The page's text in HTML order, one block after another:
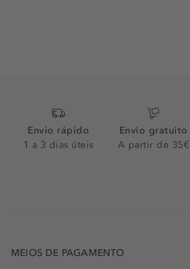
Envio rápido
1 a 3 dias úteis
Envio gratuito
A partir de 35€
MEIOS DE PAGAMENTO